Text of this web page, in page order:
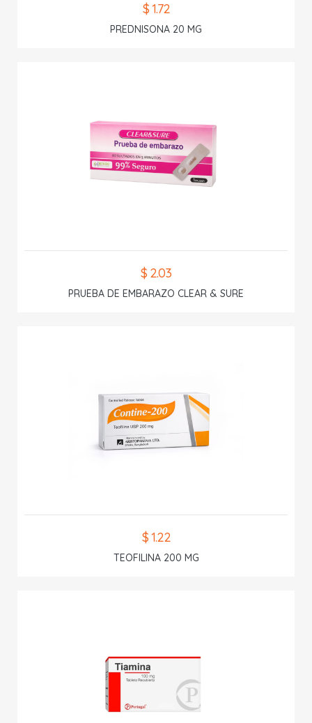
$ 1.72
PREDNISONA 20 MG
$ 2.03
PRUEBA DE EMBARAZO CLEAR & SURE
$ 1.22
TEOFILINA 200 MG